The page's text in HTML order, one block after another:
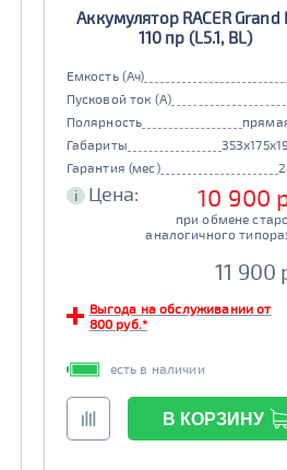
Аккумулятор RACER Grand
110 пр (L5.1, BL)
Емкость (Ач)
Пусковой ток (А)
Полярность
Габариты
Гарантия (мес)
i Цена: 10 900
при обмене
аналогичного
11 900
Выгода на обслуживании от
800 руб.*
есть в наличии
В КОРЗИНУ